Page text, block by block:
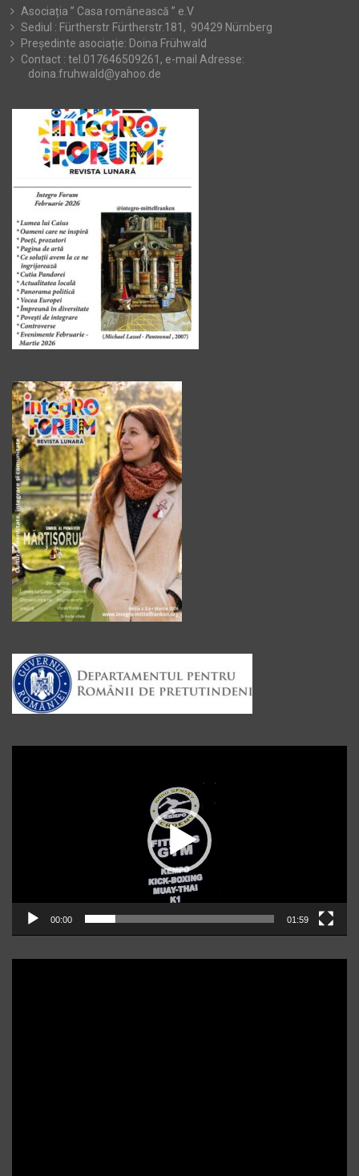
Asociația ” Casa românească ” e.V
Sediul : Fürtherstr Fürtherstr.181, 90429 Nürnberg
Președinte asociație: Doina Frühwald
Contact : tel.017646509261, e-mail Adresse:
doina.fruhwald@yahoo.de
00:00 01:59